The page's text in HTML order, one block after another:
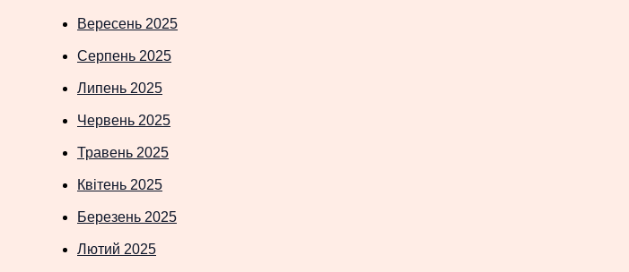
Вересень 2025
Серпень 2025
Липень 2025
Червень 2025
Травень 2025
Квітень 2025
Березень 2025
Лютий 2025